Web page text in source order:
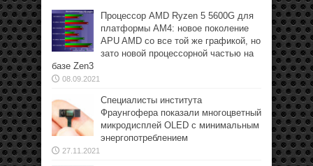
Процессор AMD Ryzen 5 5600G для
платформы АМ4: новое поколение
APU AMD со все той же графикой, но
зато новой процессорной частью на
базе Zen3
08.09.2021
Специалисты института
Фраунгофера показали многоцветный
микродисплей OLED с минимальным
энергопотреблением
27.11.2021